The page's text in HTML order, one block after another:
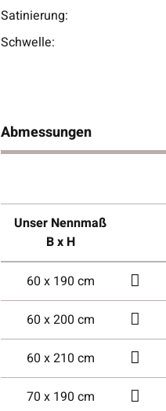
Satinierung:
Schwelle:
Abmessungen
Unser Nennmaß
B x H
60 x 190 cm
60 x 200 cm
60 x 210 cm
70 x 190 cm